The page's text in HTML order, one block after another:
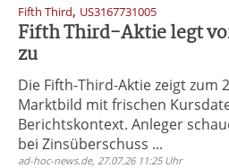
Fifth Third, US3167731005
Fifth Third-Aktie legt
zu
Die Fifth-Third-Aktie zeigt zum
Marktbild mit frischen
Berichtskontext. Anleger
bei Zinsüberschuss ...
ad-hoc-news.de, 27.07.26 11:25 Uhr